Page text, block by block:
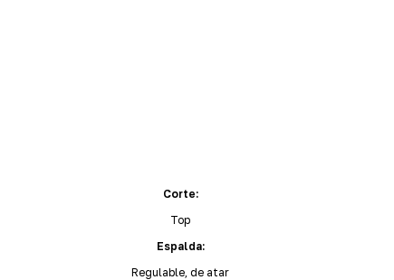
Corte:
Top
Espalda:
Regulable, de atar